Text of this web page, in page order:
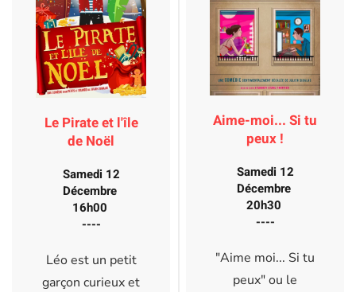
Le Pirate et l'île
de Noël
Samedi 12
Décembre
16h00
----
Léo est un petit
garçon curieux et
Aime-moi... Si tu
peux !
Samedi 12
Décembre
20h30
----
"Aime moi... Si tu
peux" ou le